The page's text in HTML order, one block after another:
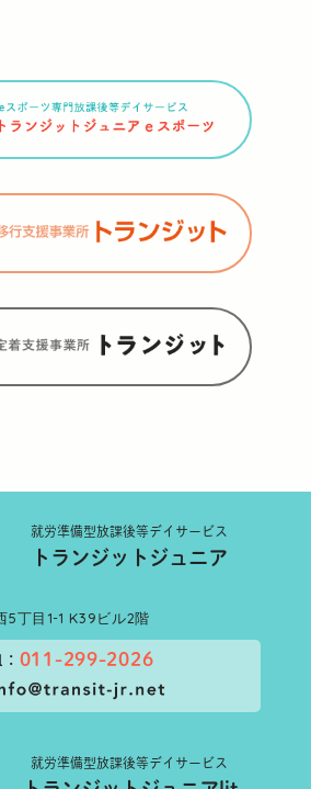
就労準備型放課後等デイサービス
トランジットジュニア
5丁目1-1 K39ビル2階
011-299-2026
就労準備型放課後等デイサービス